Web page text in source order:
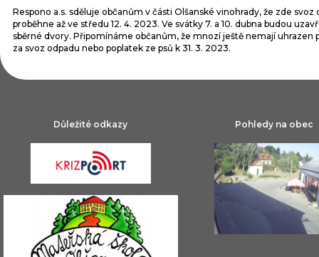
Respono a.s. sděluje občanům v části Olšanské vinohrady, že zde svoz
proběhne až ve středu 12. 4. 2023. Ve svátky 7. a 10. dubna budou
sběrné dvory. Připomínáme občanům, že mnozí ještě nemají uhrazen
za svoz odpadu nebo poplatek ze psů k 31. 3. 2023.
Důležité odkazy Pohledy na obec